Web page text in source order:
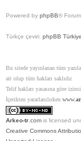
Powered by phpBB®
Türkçe çeviri: phpBB Türkiye
Bu sitede yayınlanan tüm
ait olup tüm hakları saklıdır.
Telif hakları yasasına göre
İçerikten yararlanılırken www.
Arkeo-tr .com is licensed
Creative Commons